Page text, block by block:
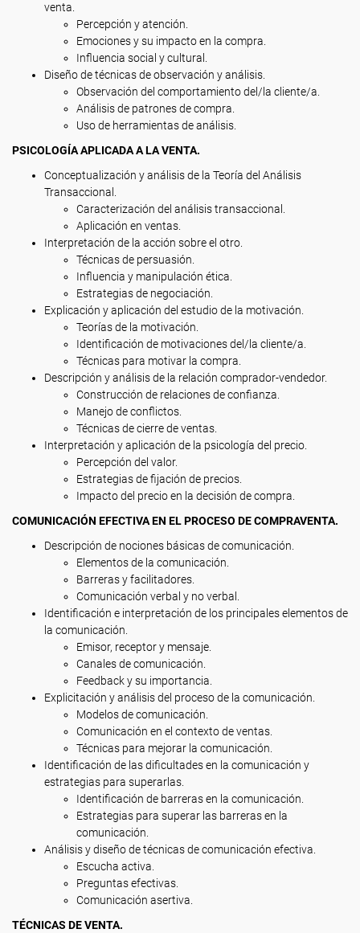
venta.
Percepción y atención.
Emociones y su impacto en la compra.
Influencia social y cultural.
Diseño de técnicas de observación y análisis.
Observación del comportamiento del/la cliente/a.
Análisis de patrones de compra.
Uso de herramientas de análisis.
PSICOLOGÍA APLICADA A LA VENTA.
Conceptualización y análisis de la Teoría del Análisis
Transaccional.
Caracterización del análisis transaccional.
Aplicación en ventas.
Interpretación de la acción sobre el otro.
Técnicas de persuasión.
Influencia y manipulación ética.
Estrategias de negociación.
Explicación y aplicación del estudio de la motivación.
Teorías de la motivación.
Identificación de motivaciones del/la cliente/a.
Técnicas para motivar la compra.
Descripción y análisis de la relación comprador-vendedor.
Construcción de relaciones de confianza.
Manejo de conflictos.
Técnicas de cierre de ventas.
Interpretación y aplicación de la psicología del precio.
Percepción del valor.
Estrategias de fijación de precios.
Impacto del precio en la decisión de compra.
COMUNICACIÓN EFECTIVA EN EL PROCESO DE COMPRAVENTA.
Descripción de nociones básicas de comunicación.
Elementos de la comunicación.
Barreras y facilitadores.
Comunicación verbal y no verbal.
Identificación e interpretación de los principales elementos de
la comunicación.
Emisor, receptor y mensaje.
Canales de comunicación.
Feedback y su importancia.
Explicitación y análisis del proceso de la comunicación.
Modelos de comunicación.
Comunicación en el contexto de ventas.
Técnicas para mejorar la comunicación.
Identificación de las dificultades en la comunicación y
estrategias para superarlas.
Identificación de barreras en la comunicación.
Estrategias para superar las barreras en la
comunicación.
Análisis y diseño de técnicas de comunicación efectiva.
Escucha activa.
Preguntas efectivas.
Comunicación asertiva.
TÉCNICAS DE VENTA.